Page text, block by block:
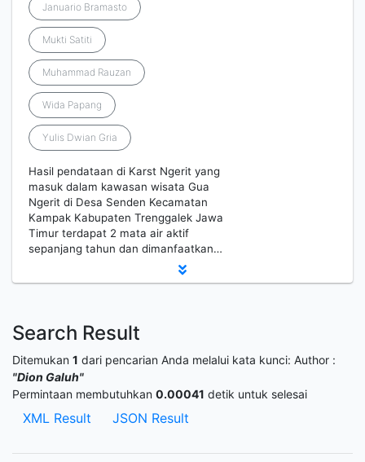
Januario Bramasto
Mukti Satiti
Muhammad Rauzan
Wida Papang
Yulis Dwian Gria
Hasil pendataan di Karst Ngerit yang
masuk dalam kawasan wisata Gua
Ngerit di Desa Senden Kecamatan
Kampak Kabupaten Trenggalek Jawa
Timur terdapat 2 mata air aktif
sepanjang tahun dan dimanfaatkan…
Search Result
Ditemukan 1 dari pencarian Anda melalui kata kunci: Author :
"Dion Galuh"
Permintaan membutuhkan 0.00041 detik untuk selesai
XML Result JSON Result